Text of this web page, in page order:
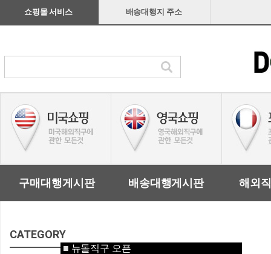
■ 뉴돌직구 오픈
쇼핑몰 서비스 배송대행지 주소
구매대행게시판 배송대행게시판 해외
CATEGORY